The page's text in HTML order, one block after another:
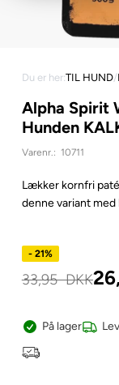
Du er her:TIL HUND/
Alpha Spirit
Hunden
Varenr.: 10711
Lækker kornfri
denne variant
- 21%
33,95DKK
På lager